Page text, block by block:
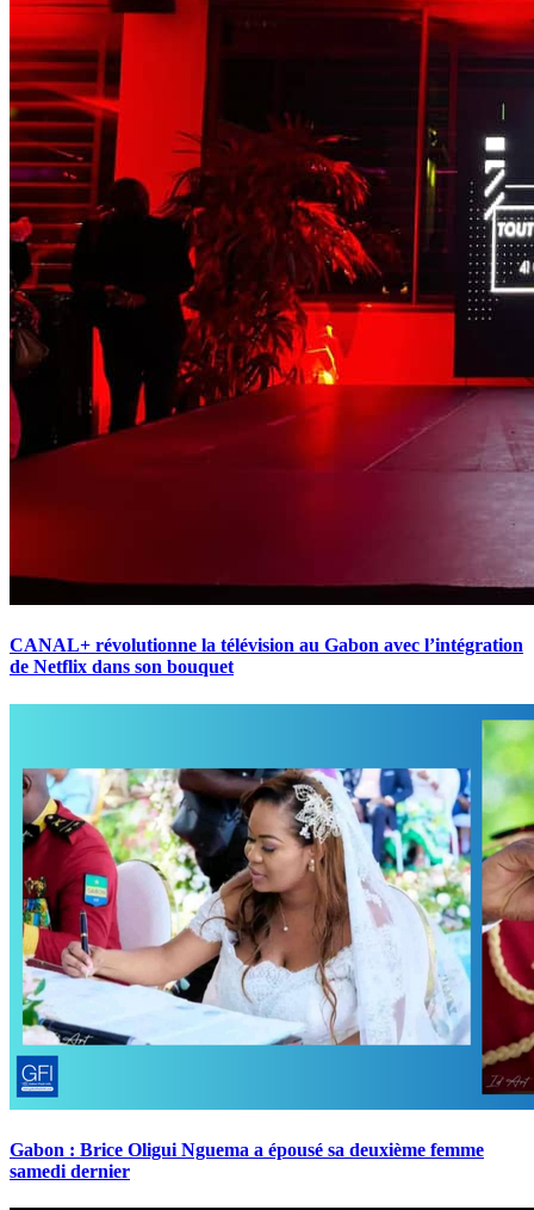
CANAL+ révolutionne la télévision au Gabon avec l’intégration
de Netflix dans son bouquet
Gabon : Brice Oligui Nguema a épousé sa deuxième femme
samedi dernier